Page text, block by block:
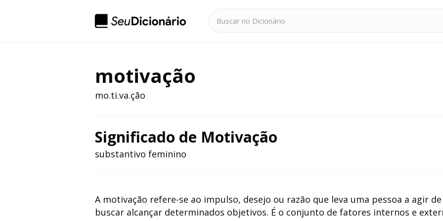
motivação
mo.ti.va.ção
Significado de Motivação
substantivo feminino
A motivação refere-se ao impulso, desejo ou razão que leva uma pessoa a agir
buscar alcançar determinados objetivos. É o conjunto de fatores internos e